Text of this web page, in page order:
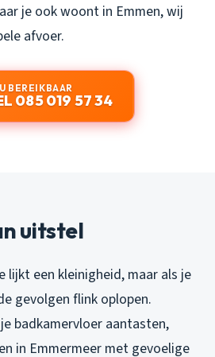
je ook woont in Emmen, wij
afvoer.
BEREIKBAAR
085 019 57 34
uitstel
lijkt een kleinigheid, maar als je
gevolgen flink oplopen.
badkamervloer aantasten,
in Emmermeer met gevoelige